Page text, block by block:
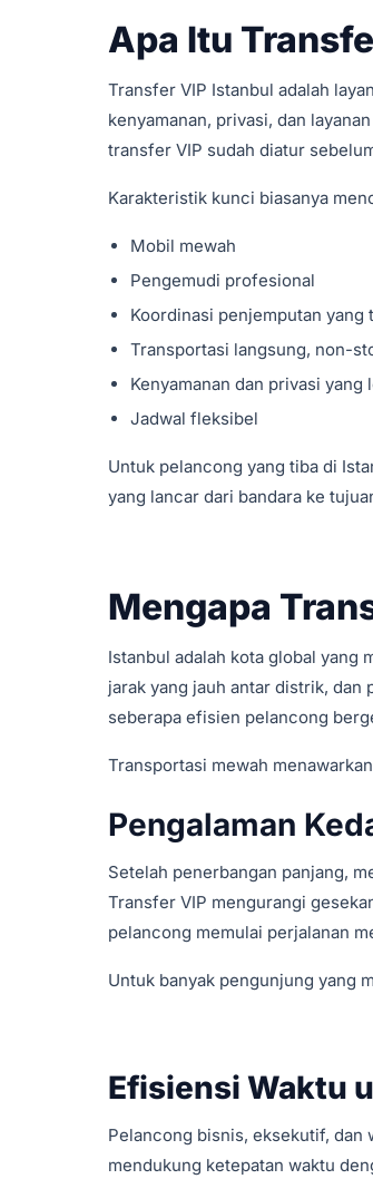
Apa Itu
Transfer VIP Istanbul adalah
kenyamanan, privasi, dan
transfer VIP sudah diatur
Karakteristik kunci biasanya
Mobil mewah
Pengemudi profesional
Koordinasi penjemputan
Transportasi langsung, non-
Kenyamanan dan privasi yang
Jadwal fleksibel
Untuk pelancong yang tiba di
yang lancar dari bandara ke
Mengapa
Istanbul adalah kota global yang
jarak yang jauh antar distrik,
seberapa efisien pelancong
Transportasi mewah
Pengalaman
Setelah penerbangan panjang,
Transfer VIP mengurangi
pelancong memulai perjalanan
Untuk banyak pengunjung yang
Efisiensi Waktu
Pelancong bisnis, eksekutif, dan
mendukung ketepatan waktu